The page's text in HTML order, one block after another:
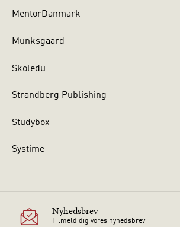
MentorDanmark
Munksgaard
Skoledu
Strandberg Publishing
Studybox
Systime
Nyhedsbrev
Tilmeld dig vores nyhedsbrev